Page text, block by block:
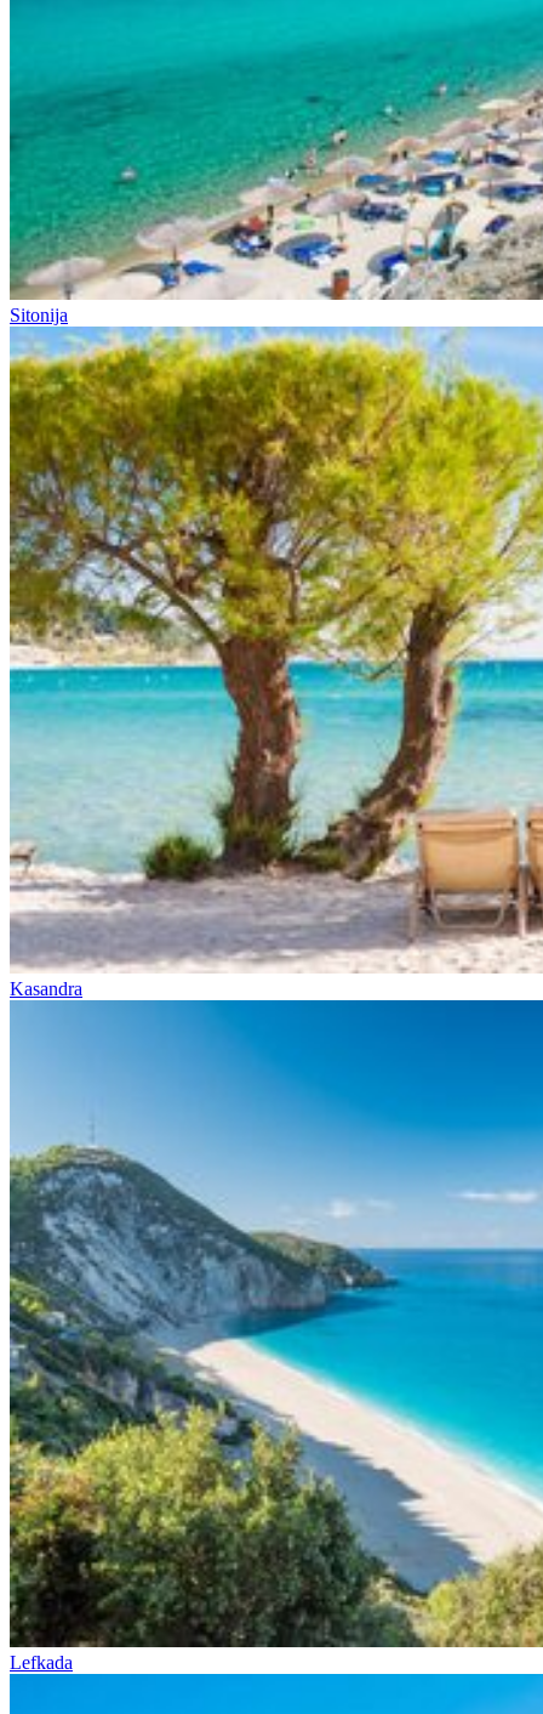
Sitonija
Kasandra
Lefkada